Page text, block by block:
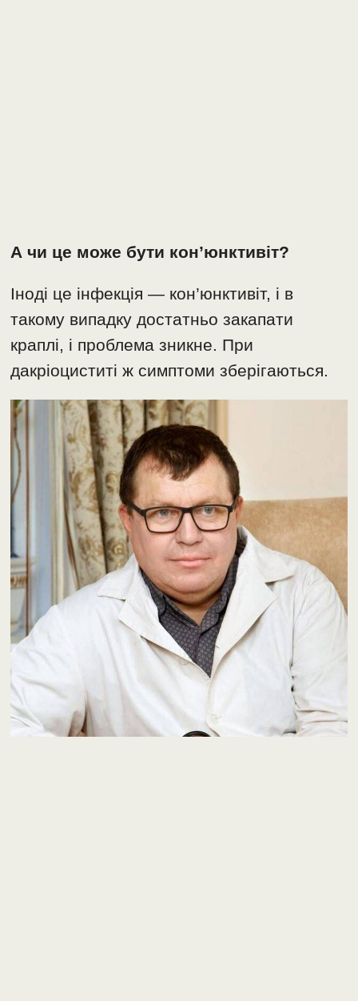
А чи це може бути кон’юнктивіт?
Іноді це інфекція — кон’юнктивіт, і в
такому випадку достатньо закапати
краплі, і проблема зникне. При
дакріоциститі ж симптоми зберігаються.